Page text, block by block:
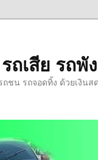
ถเสีย รถพั
ถชน รถจอดทิ้ง ด้วยเงิน